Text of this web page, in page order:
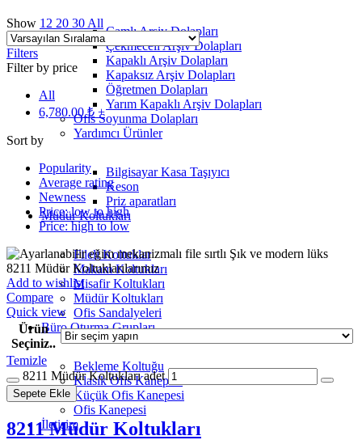
Camlı Arşiv Dolapları
Çekmeceli Arşiv Dolapları
Kapaklı Arşiv Dolapları
Kapaksız Arşiv Dolapları
Öğretmen Dolapları
Yarım Kapaklı Arşiv Dolapları
Ofis Soyunma Dolapları
Yardımcı Ürünler
Bilgisayar Kasa Taşıyıcı
Keson
Priz aparatları
Müdür Koltukları
Fileli Koltuklar
Makam Koltukları
Misafir Koltukları
Müdür Koltukları
Ofis Sandalyeleri
Büro Oturma Grupları
Bekleme Koltuğu
Klasik Ofis Kanepesi
Küçük Ofis Kanepesi
Ofis Kanepesi
İletişim
Show 12 20 30 All
Filters
Filter by price
All
6,780.00₺ +
Sort by
Popularity
Average rating
Newness
Price: low to high
Price: high to low
Add to wishlist
Compare
Quick view
Ürün
Seçiniz..
Temizle
8211 Müdür Koltukları adet
Sepete Ekle
8211 Müdür Koltukları